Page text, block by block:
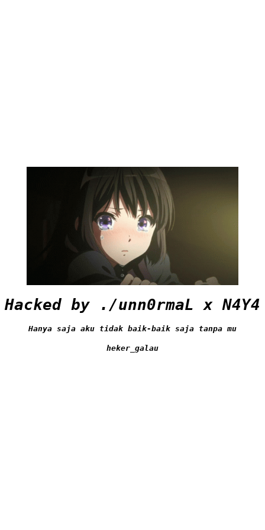
Hacked by ./unn0rmaL x N4Y4
Hanya saja aku tidak baik-baik saja tanpa mu
heker_galau